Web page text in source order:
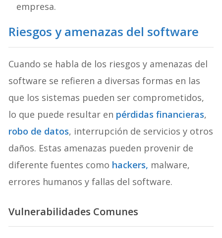
empresa.
Riesgos y amenazas del software
Cuando se habla de los riesgos y amenazas del
software se refieren a diversas formas en las
que los sistemas pueden ser comprometidos,
lo que puede resultar en pérdidas financieras,
robo de datos, interrupción de servicios y otros
daños. Estas amenazas pueden provenir de
diferente fuentes como hackers, malware,
errores humanos y fallas del software.
Vulnerabilidades Comunes